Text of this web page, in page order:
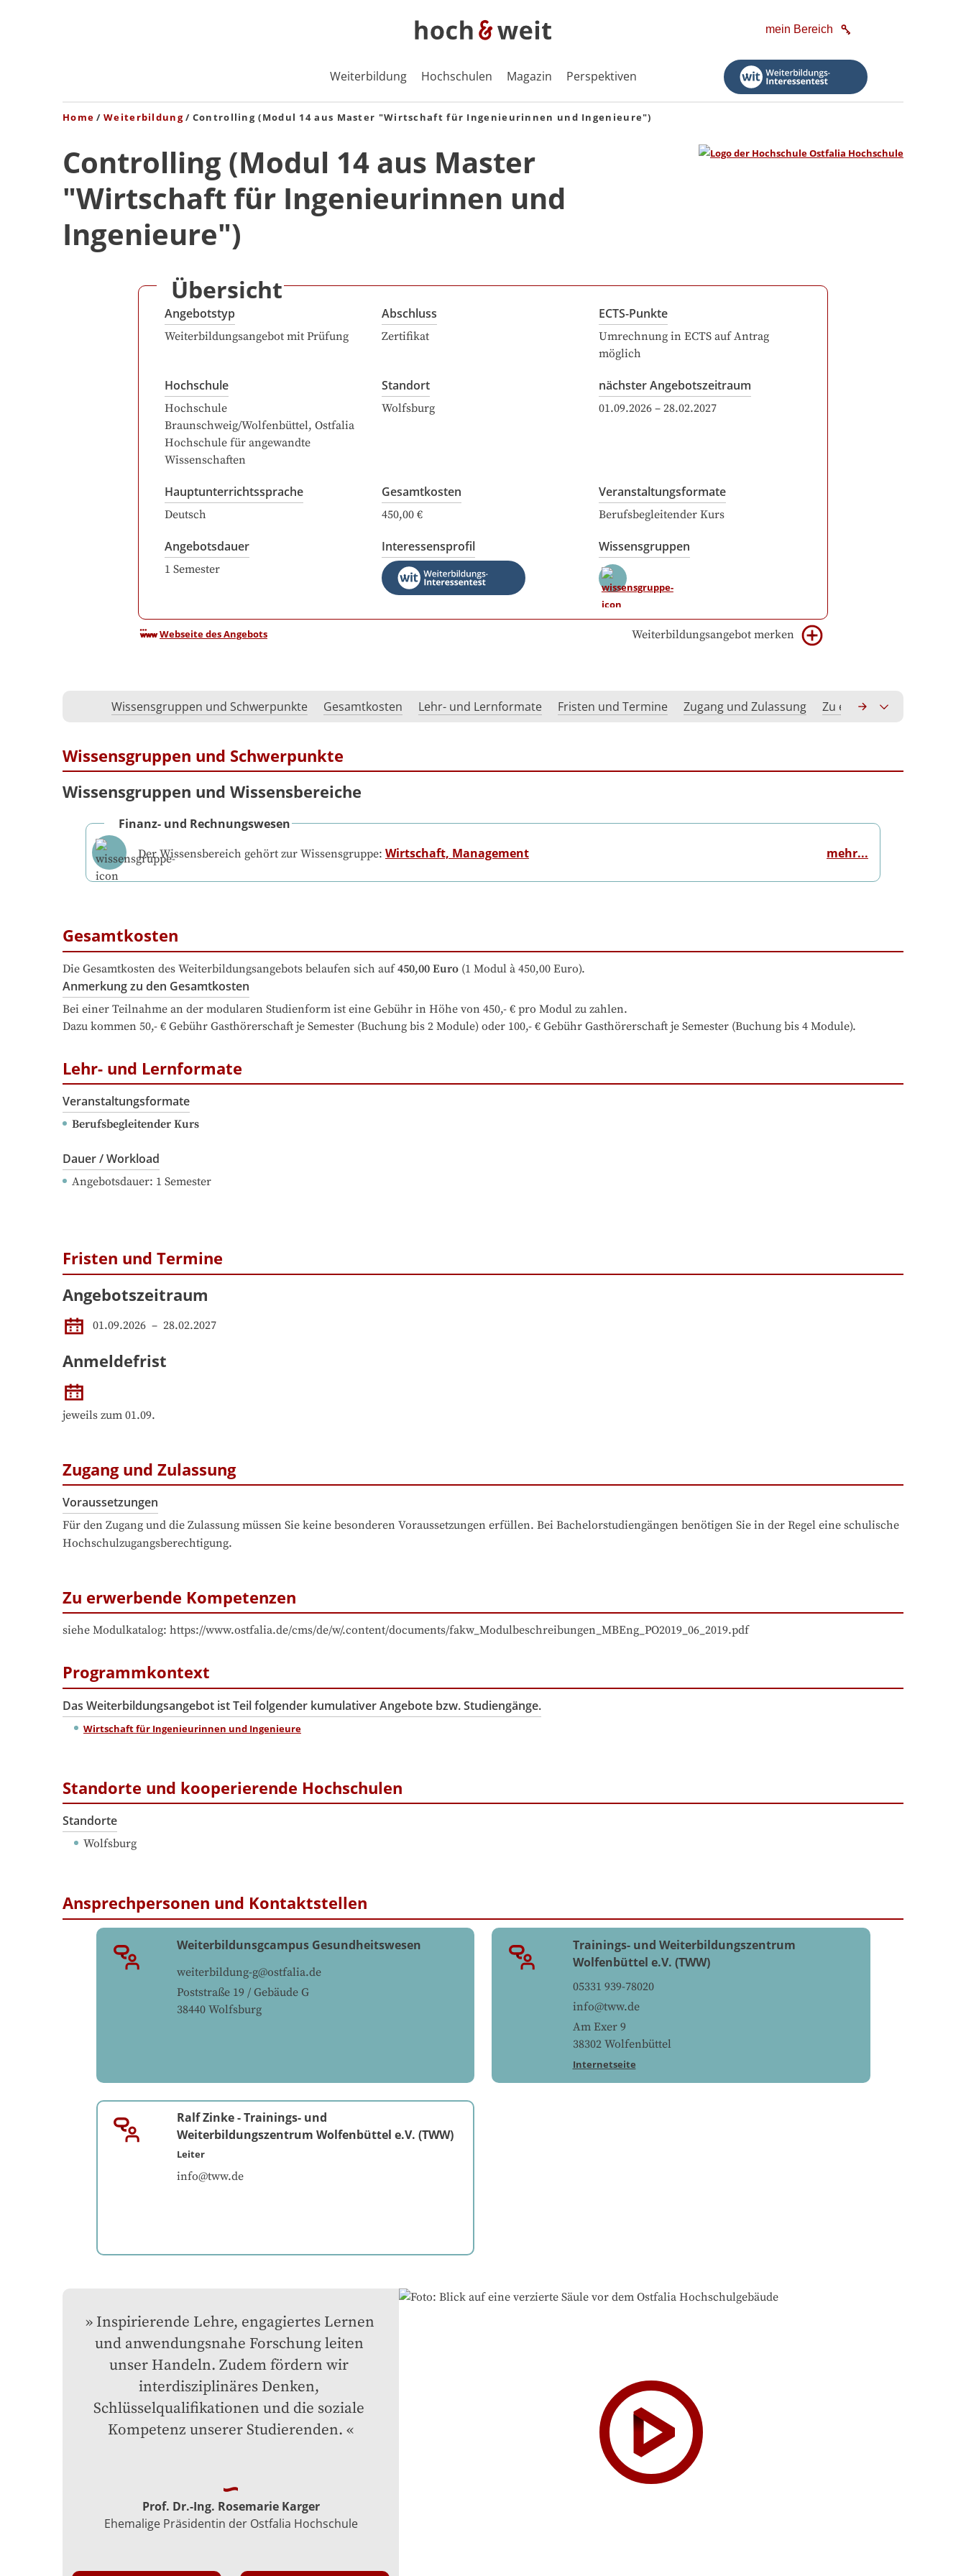
mein Bereich
Weiterbildung Hochschulen Magazin Perspektiven
Home Weiterbildung Controlling (Modul 14 aus Master "Wirtschaft für Ingenieurinnen und Ingenieure")
Controlling (Modul 14 aus Master
"Wirtschaft für Ingenieurinnen und
Ingenieure")
Übersicht
Angebotstyp
Weiterbildungsangebot mit Prüfung
Abschluss
Zertifikat
ECTS-Punkte
Umrechnung in ECTS auf Antrag
möglich
Hochschule
Hochschule
Braunschweig/Wolfenbüttel, Ostfalia
Hochschule für angewandte
Wissenschaften
Standort
Wolfsburg
nächster Angebotszeitraum
01.09.2026 – 28.02.2027
Hauptunterrichtssprache
Deutsch
Gesamtkosten
450,00 €
Veranstaltungsformate
Berufsbegleitender Kurs
Angebotsdauer
1 Semester
Interessensprofil Wissensgruppen
Webseite des Angebots Weiterbildungsangebot merken
Wissensgruppen und Schwerpunkte Gesamtkosten Lehr- und Lernformate Fristen und Termine Zugang und Zulassung Zu erwerbende
Wissensgruppen und Schwerpunkte
Wissensgruppen und Wissensbereiche
Finanz- und Rechnungswesen
Der Wissensbereich gehört zur Wissensgruppe: Wirtschaft, Management mehr...
Gesamtkosten
Die Gesamtkosten des Weiterbildungsangebots belaufen sich auf 450,00 Euro (1 Modul à 450,00 Euro).
Anmerkung zu den Gesamtkosten
Bei einer Teilnahme an der modularen Studienform ist eine Gebühr in Höhe von 450,- € pro Modul zu zahlen.
Dazu kommen 50,- € Gebühr Gasthörerschaft je Semester (Buchung bis 2 Module) oder 100,- € Gebühr Gasthörerschaft je Semester (Buchung bis 4 Module).
Lehr- und Lernformate
Veranstaltungsformate
Berufsbegleitender Kurs
Dauer / Workload
Angebotsdauer: 1 Semester
Fristen und Termine
Angebotszeitraum
01.09.2026 – 28.02.2027
Anmeldefrist
jeweils zum 01.09.
Zugang und Zulassung
Voraussetzungen
Für den Zugang und die Zulassung müssen Sie keine besonderen Voraussetzungen erfüllen. Bei Bachelorstudiengängen benötigen Sie in der Regel eine schulische
Hochschulzugangsberechtigung.
Zu erwerbende Kompetenzen
siehe Modulkatalog: https://www.ostfalia.de/cms/de/w/.content/documents/fakw_Modulbeschreibungen_MBEng_PO2019_06_2019.pdf
Programmkontext
Das Weiterbildungsangebot ist Teil folgender kumulativer Angebote bzw. Studiengänge.
Wirtschaft für Ingenieurinnen und Ingenieure
Standorte und kooperierende Hochschulen
Standorte
Wolfsburg
Ansprechpersonen und Kontaktstellen
Weiterbildunsgcampus Gesundheitswesen
weiterbildung-g@ostfalia.de
Poststraße 19 / Gebäude G
38440 Wolfsburg
Trainings- und Weiterbildungszentrum
Wolfenbüttel e.V. (TWW)
05331 939-78020
info@tww.de
Am Exer 9
38302 Wolfenbüttel
Internetseite
Ralf Zinke-Trainings- und
Weiterbildungszentrum Wolfenbüttel e.V. (TWW)
Leiter
info@tww.de
Inspirierende Lehre, engagiertes Lernen
und anwendungsnahe Forschung leiten
unser Handeln. Zudem fördern wir
interdisziplinäres Denken,
Schlüsselqualifikationen und die soziale
Kompetenz unserer Studierenden.
Prof. Dr.-Ing. Rosemarie Karger
Ehemalige Präsidentin der Ostfalia Hochschule